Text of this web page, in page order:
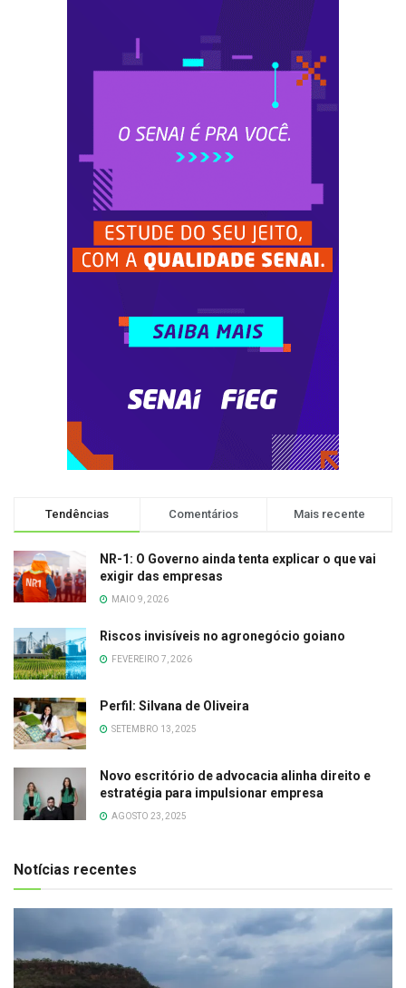
Tendências Comentários Mais recente
NR-1: O Governo ainda tenta explicar o que vai
exigir das empresas
MAIO 9, 2026
Riscos invisíveis no agronegócio goiano
FEVEREIRO 7, 2026
Perfil: Silvana de Oliveira
SETEMBRO 13, 2025
Novo escritório de advocacia alinha direito e
estratégia para impulsionar empresa
AGOSTO 23, 2025
Notícias recentes